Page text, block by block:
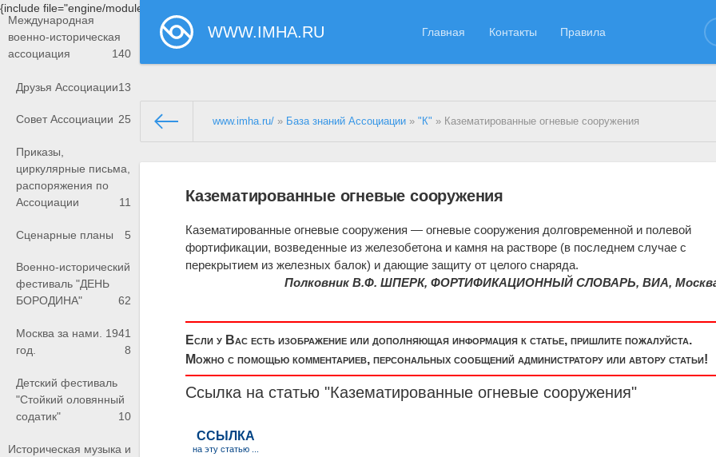
{include file="engine/modules/saperu/head.php"}
WWW.IMHA.RU Главная Контакты Правила
Международная
военно-историческая
ассоциация
140
Друзья Ассоциации13
Совет Ассоциации 25
Приказы,
циркулярные письма,
распоряжения по
Ассоциации
11
Сценарные планы 5
Военно-исторический
фестиваль "ДЕНЬ
БОРОДИНА"
62
Москва за нами. 1941
год.
8
Детский фестиваль
"Стойкий оловянный
содатик"
10
Историческая музыка и
www.imha.ru/ » База знаний Ассоциации »"К" » Казематированные огневые сооружения
Казематированные огневые сооружения
Казематированные огневые сооружения — огневые сооружения долговременной и полевой
фортификации, возведенные из железобетона и камня на растворе (в последнем случае с
перекрытием из железных балок) и дающие защиту от целого снаряда.
Полковник В.Ф. ШПЕРК, ФОРТИФИКАЦИОННЫЙ СЛОВАРЬ, ВИА,
Если у Вас есть изображение или дополняющая информация к статье, пришлите пожалуйста.
Можно с помощью комментариев, персональных сообщений администратору или автору статьи!
Ссылка на статью "Казематированные огневые сооружения"